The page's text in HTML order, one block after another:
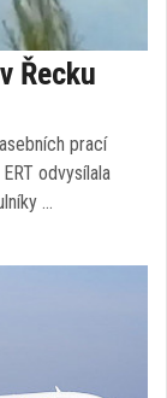
Řecku
prací
odvysílala
…